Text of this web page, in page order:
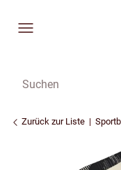
Zurück zur Liste